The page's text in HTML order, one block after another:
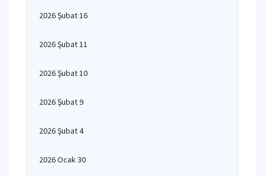
2026 Şubat 16
2026 Şubat 11
2026 Şubat 10
2026 Şubat 9
2026 Şubat 4
2026 Ocak 30